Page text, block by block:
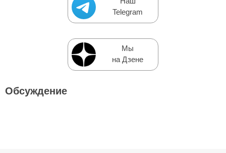
Telegram
Мы
на Дзене
Обсуждение